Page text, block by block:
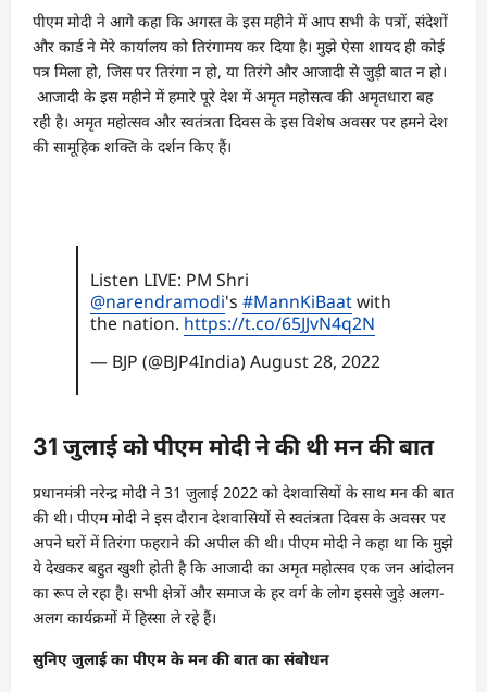
पीएम मोदी ने आगे कहा कि अगस्त के इस महीने में आप सभी के पत्रों, संदेशों
और कार्ड ने मेरे कार्यालय को तिरंगामय कर दिया है। मुझे ऐसा शायद ही कोई
पत्र मिला हो, जिस पर तिरंगा न हो, या तिरंगे और आजादी से जुड़ी बात न हो।
आजादी के इस महीने में हमारे पूरे देश में अमृत महोसत्व की अमृतधारा बह
रही है। अमृत महोत्सव और स्वतंत्रता दिवस के इस विशेष अवसर पर हमने देश
की सामूहिक शक्ति के दर्शन किए हैं।
Listen LIVE: PM Shri
@narendramodi's #MannKiBaatwith
the nation. https://t.co/65JJvN4q2N
— BJP (@BJP4India) August 28, 2022
31 जुलाई को पीएम मोदी ने की थी मन की बात
प्रधानमंत्री नरेन्द्र मोदी ने 31 जुलाई 2022 को देशवासियों के साथ मन की बात
की थी। पीएम मोदी ने इस दौरान देशवासियों से स्वतंत्रता दिवस के अवसर पर
अपने घरों में तिरंगा फहराने की अपील की थी। पीएम मोदी ने कहा था कि मुझे
ये देखकर बहुत खुशी होती है कि आजादी का अमृत महोत्सव एक जन आंदोलन
का रूप ले रहा है। सभी क्षेत्रों और समाज के हर वर्ग के लोग इससे जुड़े अलग-
अलग कार्यक्रमों में हिस्सा ले रहे हैं।
सुनिए जुलाई का पीएम के मन की बात का संबोधन